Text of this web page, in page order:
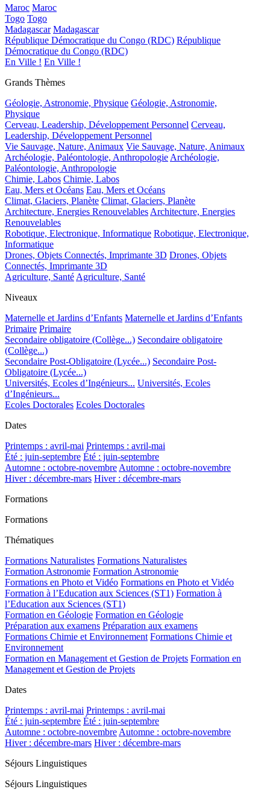
Maroc Maroc
Togo Togo
Madagascar Madagascar
République Démocratique du Congo (RDC) République
Démocratique du Congo (RDC)
En Ville ! En Ville !
Grands Thèmes
Géologie, Astronomie, Physique Géologie, Astronomie,
Physique
Cerveau, Leadership, Développement Personnel Cerveau,
Leadership, Développement Personnel
Vie Sauvage, Nature, Animaux Vie Sauvage, Nature, Animaux
Archéologie, Paléontologie, Anthropologie Archéologie,
Paléontologie, Anthropologie
Chimie, Labos Chimie, Labos
Eau, Mers et Océans Eau, Mers et Océans
Climat, Glaciers, Planète Climat, Glaciers, Planète
Architecture, Energies Renouvelables Architecture, Energies
Renouvelables
Robotique, Electronique, Informatique Robotique, Electronique,
Informatique
Drones, Objets Connectés, Imprimante 3D Drones, Objets
Connectés, Imprimante 3D
Agriculture, Santé Agriculture, Santé
Niveaux
Maternelle et Jardins d’Enfants Maternelle et Jardins d’Enfants
Primaire Primaire
Secondaire obligatoire (Collège...) Secondaire obligatoire
(Collège...)
Secondaire Post-Obligatoire (Lycée...) Secondaire Post-
Obligatoire (Lycée...)
Universités, Ecoles d’Ingénieurs... Universités, Ecoles
d’Ingénieurs...
Ecoles Doctorales Ecoles Doctorales
Dates
Printemps : avril-mai Printemps : avril-mai
Été : juin-septembre Été : juin-septembre
Automne : octobre-novembre Automne : octobre-novembre
Hiver : décembre-mars Hiver : décembre-mars
Formations
Formations
Thématiques
Formations Naturalistes Formations Naturalistes
Formation Astronomie Formation Astronomie
Formations en Photo et Vidéo Formations en Photo et Vidéo
Formation à l’Education aux Sciences (ST1) Formation à
l’Education aux Sciences (ST1)
Formation en Géologie Formation en Géologie
Préparation aux examens Préparation aux examens
Formations Chimie et Environnement Formations Chimie et
Environnement
Formation en Management et Gestion de Projets Formation en
Management et Gestion de Projets
Dates
Printemps : avril-mai Printemps : avril-mai
Été : juin-septembre Été : juin-septembre
Automne : octobre-novembre Automne : octobre-novembre
Hiver : décembre-mars Hiver : décembre-mars
Séjours Linguistiques
Séjours Linguistiques